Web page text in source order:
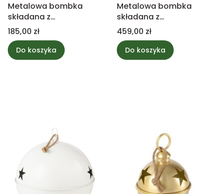
Metalowa bombka
składana z
dzwoneczkiem w
środku - biała M
Cena
185,00 zł
Do koszyka
Metalowa bombka
składana z
dzwoneczkiem w
środku - biała L
Cena
459,00 zł
Do koszyka